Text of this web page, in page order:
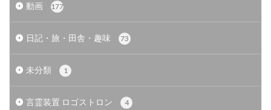
動画 177
日記・旅・田舎・趣味 73
未分類 1
言霊装置 ロゴストロン 4